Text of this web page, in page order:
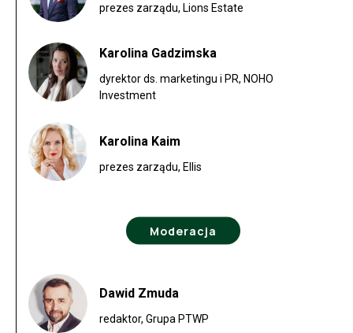
prezes zarządu, Lions Estate
Karolina Gadzimska
dyrektor ds. marketingu i PR, NOHO
Investment
Karolina Kaim
prezes zarządu, Ellis
Moderacja
Dawid Zmuda
redaktor, Grupa PTWP